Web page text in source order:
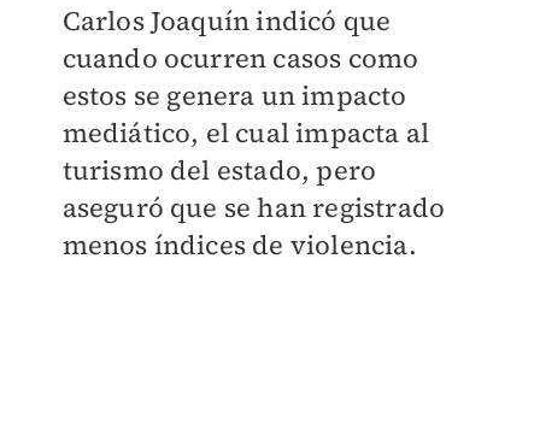
Carlos Joaquín indicó que
cuando ocurren casos como
estos se genera un impacto
mediático, el cual impacta al
turismo del estado, pero
aseguró que se han registrado
menos índices de violencia.